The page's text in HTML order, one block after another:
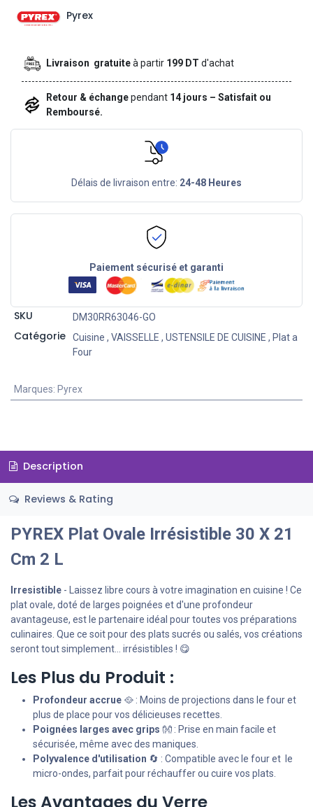
Pyrex
Livraison gratuiteà partir 199 DTd'achat
Retour & échangependant 14 jours – Satisfait ou
Remboursé.
Délais de livraison entre: 24-48 Heures
Paiement sécurisé et garanti
SKU DM30RR63046-GO
Catégorie Cuisine , VAISSELLE , USTENSILE DE CUISINE , Plat a
Four
Marques: Pyrex
Description
Reviews & Rating
PYREX Plat Ovale Irrésistible 30 X 21
Cm 2 L
Irresistible - Laissez libre cours à votre imagination en cuisine ! Ce
plat ovale, doté de larges poignées et d'une profondeur
avantageuse, est le partenaire idéal pour toutes vos préparations
culinaires. Que ce soit pour des plats sucrés ou salés, vos créations
seront tout simplement... irrésistibles ! 😋
Les Plus du Produit :
Profondeur accrue 🥘 : Moins de projections dans le four et
plus de place pour vos délicieuses recettes.
Poignées larges avec grips 👐 : Prise en main facile et
sécurisée, même avec des maniques.
Polyvalence d'utilisation 🔄 : Compatible avec le four et le
micro-ondes, parfait pour réchauffer ou cuire vos plats.
Les Avantages du Verre